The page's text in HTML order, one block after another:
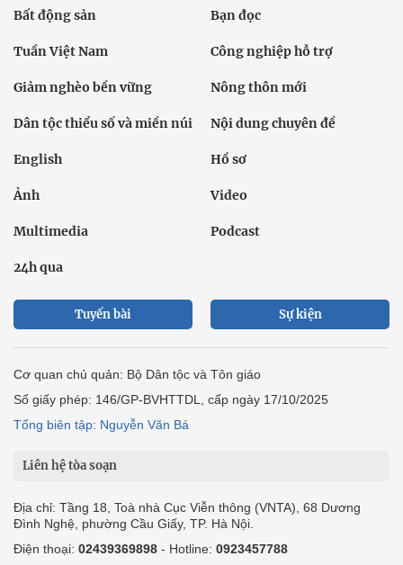
Bất động sản Bạn đọc
Tuần Việt Nam Công nghiệp hỗ trợ
Giảm nghèo bền vững Nông thôn mới
Dân tộc thiểu số và miền núi Nội dung chuyên đề
English Hồ sơ
Ảnh Video
Multimedia Podcast
24h qua
Tuyến bài Sự kiện
Cơ quan chủ quản: Bộ Dân tộc và Tôn giáo
Số giấy phép: 146/GP-BVHTTDL, cấp ngày 17/10/2025
Tổng biên tập: Nguyễn Văn Bá
Liên hệ tòa soạn
Địa chỉ: Tầng 18, Toà nhà Cục Viễn thông (VNTA), 68 Dương
Đình Nghệ, phường Cầu Giấy, TP. Hà Nội.
Điện thoại: 02439369898 - Hotline: 0923457788